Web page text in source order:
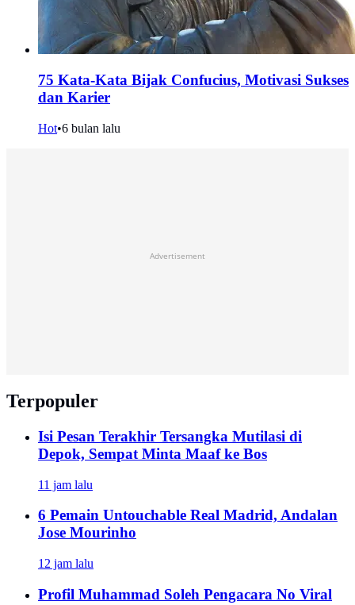
75 Kata-Kata Bijak Confucius, Motivasi Sukses
dan Karier
Hot•6 bulan lalu
Advertisement
Terpopuler
Isi Pesan Terakhir Tersangka Mutilasi di
Depok, Sempat Minta Maaf ke Bos
11 jam lalu
6 Pemain Untouchable Real Madrid, Andalan
Jose Mourinho
12 jam lalu
Profil Muhammad Soleh Pengacara No Viral